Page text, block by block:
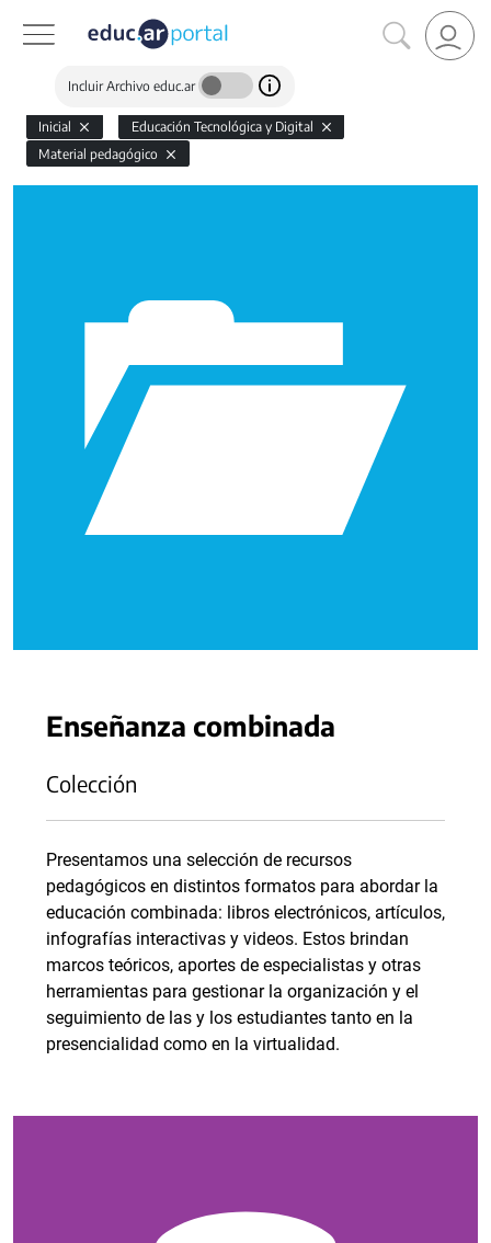
Incluir Archivo educ.ar
Inicial
Educación Tecnológica y Digital
Material pedagógico
Enseñanza combinada
Colección
Presentamos una selección de recursos
pedagógicos en distintos formatos para abordar la
educación combinada: libros electrónicos, artículos,
infografías interactivas y videos. Estos brindan
marcos teóricos, aportes de especialistas y otras
herramientas para gestionar la organización y el
seguimiento de las y los estudiantes tanto en la
presencialidad como en la virtualidad.